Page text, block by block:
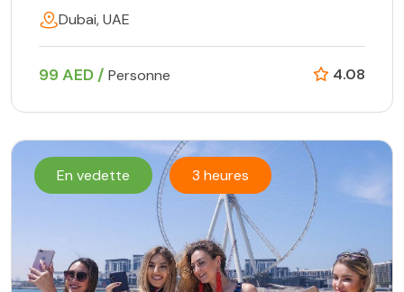
Dubai, UAE
99 AED / Personne 4.08
En vedette 3 heures